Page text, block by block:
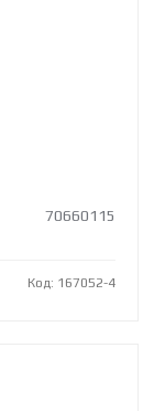
70660115
Код: 167052-4